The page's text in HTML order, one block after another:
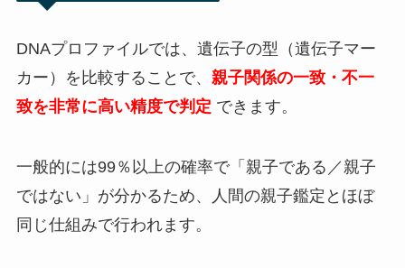
DNAプロファイルでは、遺伝子の型（遺伝子マー
カー）を比較することで、 親子関係の一致・不一
致を非常に高い精度で判定 できます。
一般的には99％以上の確率で「親子である／親子
ではない」が分かるため、人間の親子鑑定とほぼ
同じ仕組みで行われます。